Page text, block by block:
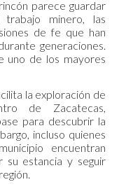
parece guardar
minero, las
de fe que han
generaciones.
uno de los mayores
la exploración de
de Zacatecas,
para descubrir la
incluso quienes
encuentran
su estancia y seguir